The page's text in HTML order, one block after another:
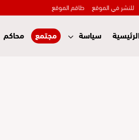
للنشر في الموقع طاقم الموقع
سياسة مجتمع محاكم